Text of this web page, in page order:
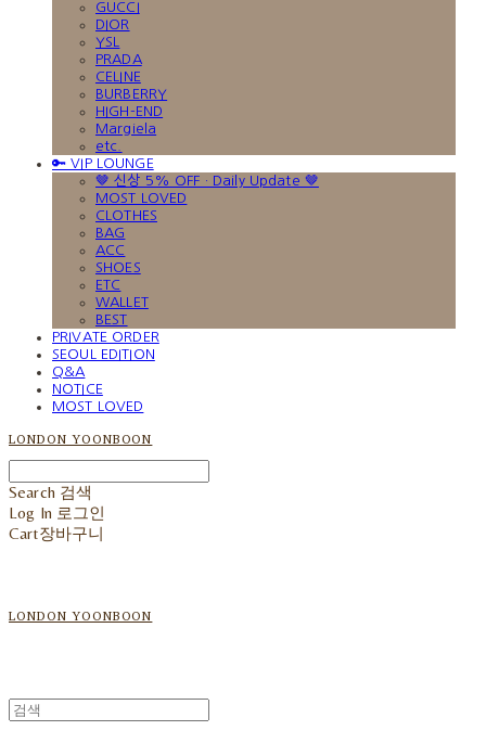
GUCCI
DIOR
YSL
PRADA
CELINE
BURBERRY
HIGH-END
Margiela
etc.
🔑 VIP LOUNGE
🤎 신상 5% OFF · Daily Update 🤎
MOST LOVED
CLOTHES
BAG
ACC
SHOES
ETC
WALLET
BEST
PRIVATE ORDER
SEOUL EDITION
Q&A
NOTICE
MOST LOVED
LONDON YOONBOON
Search 검색
Log In 로그인
Cart장바구니
LONDON YOONBOON